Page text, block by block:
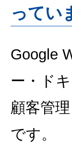
ってい
Google
ー・ド
顧客管
です。